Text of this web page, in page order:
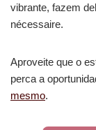
vibrante, fazem
nécessaire.
Aproveite que o
perca a
mesmo.